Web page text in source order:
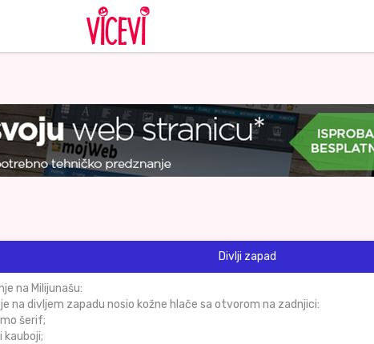
Divlji zapad
na Milijunašu:
na divljem zapadu nosio kožne hlače sa otvorom na zadnjici:
šerif;
kauboji;